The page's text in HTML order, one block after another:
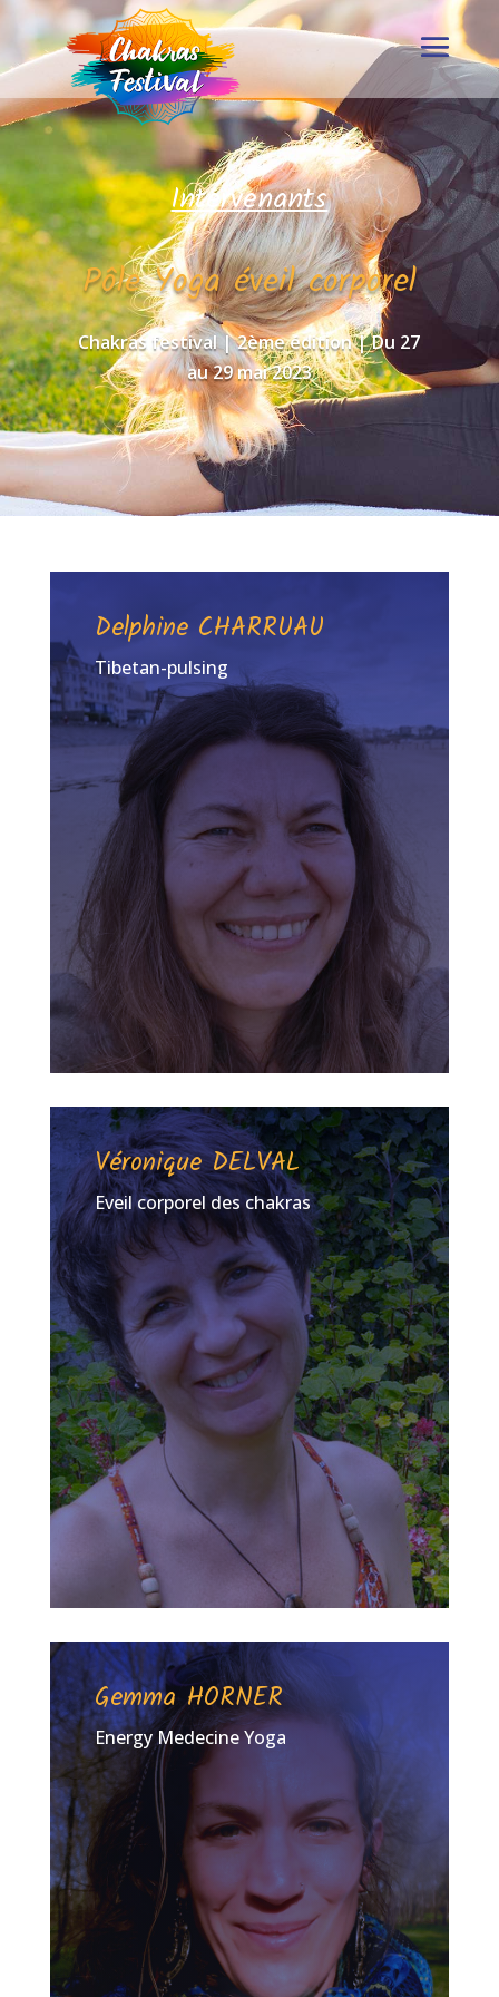
Intervenants
Pôle Yoga éveil corporel
Chakras festival | 2ème édition | Du 27
au 29 mai 2023
Delphine CHARRUAU
Tibetan-pulsing
Véronique DELVAL
Eveil corporel des chakras
Gemma HORNER
Energy Medecine Yoga